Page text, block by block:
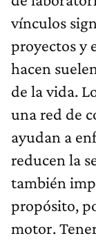
vínculos
proyectos y
hacen
de la vida.
una red de
ayudan a
reducen la
también
propósito,
motor.